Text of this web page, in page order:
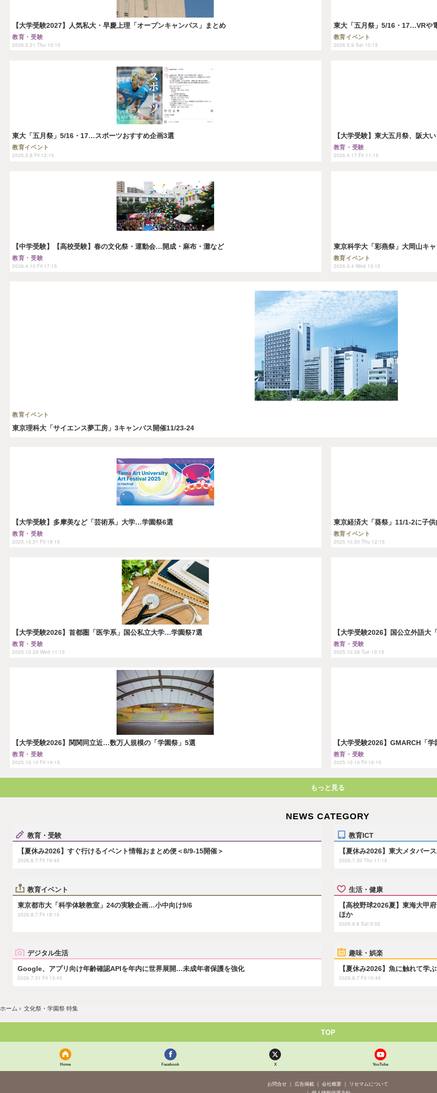
【大学受験2027】人気私大・早慶上理「オープンキャンパス」まとめ
教育・受験
2026.5.21 Thu 15:15
東大「五月祭」5/16・17…VRや
教育イベント
2026.5.9 Sat 10:15
東大「五月祭」5/16・17…スポーツおすすめ企画3選
教育イベント
2026.5.8 Fri 12:15
【大学受験】東大五月祭、阪大
教育・受験
2026.4.17 Fri 11:15
【中学受験】【高校受験】春の文化祭・運動会…開成・麻布・灘など
教育・受験
2026.4.10 Fri 17:15
東京科学大「彩燕祭」大岡山キ
教育イベント
2026.3.4 Wed 13:15
東京理科大「サイエンス夢工房」3キャンパス開催11/23-24
教育イベント
【大学受験】多摩美など「芸術系」大学…学園祭6選
教育・受験
2025.10.31 Fri 19:15
東京経済大「葵祭」11/1-2に子
教育イベント
2025.10.30 Thu 12:15
【大学受験2026】首都圏「医学系」国公私立大学…学園祭7選
教育・受験
2025.10.29 Wed 11:15
【大学受験2026】国公立外語
教育・受験
2025.10.28 Tue 10:15
【大学受験2026】関関同立近…数万人規模の「学園祭」5選
教育・受験
2025.10.10 Fri 14:15
【大学受験2026】GMARCH「
教育・受験
2025.10.10 Fri 10:15
もっと見る
NEWS CATEGORY
教育・受験
【夏休み2026】すぐ行けるイベント情報おまとめ便＜8/9-15開催＞
2026.8.7 Fri 19:45
教育ICT
【夏休み2026】東大メタバー
2026.7.30 Thu 11:15
教育イベント
東京都市大「科学体験教室」24の実験企画…小中向け9/6
2026.8.7 Fri 18:15
生活・健康
【高校野球2026夏】東海大甲
ほか
2026.8.8 Sat 9:52
デジタル生活
Google、アプリ向け年齢確認APIを年内に世界展開…未成年者保護を強化
2026.7.31 Fri 13:45
趣味・娯楽
【夏休み2026】魚に触れて学
2026.8.7 Fri 10:45
ホーム › 文化祭・学園祭 特集
TOP
Home Facebook X YouTube
お問合せ 広告掲載 会社概要
リセマムについて